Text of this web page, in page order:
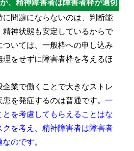
、精神障害者は障害者枠が適切
問題にならないのは、判断能
神状態も安定しているからで
いては、一般枠への申し込み
をせずに障害者枠を考えるほ
業で働くことで大きなストレ
を発症するのは普通です。 一
を考慮してもらえることはな
を考え、精神障害者は障害者
のです。